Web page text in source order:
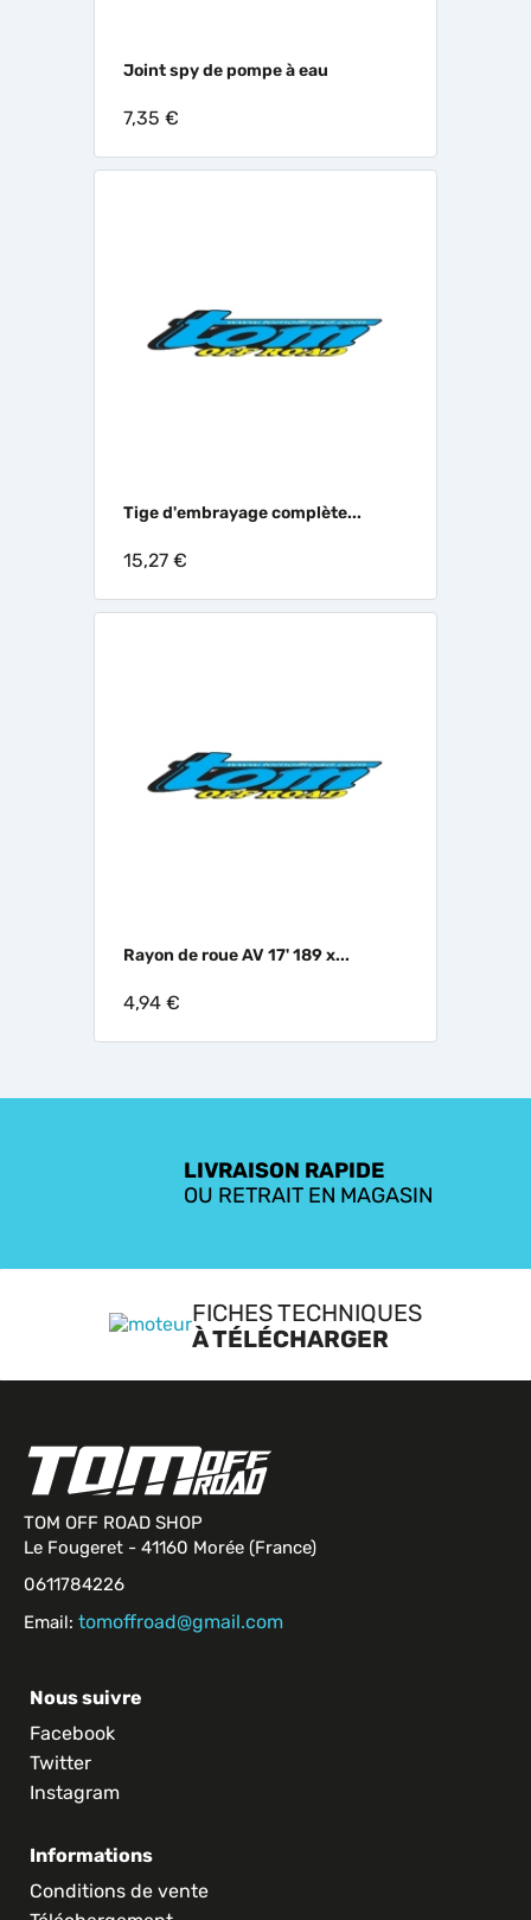
Joint spy de pompe à eau
7,35 €
Tige d'embrayage complète...
15,27 €
Rayon de roue AV 17' 189 x...
4,94 €
LIVRAISON RAPIDE
OU RETRAIT EN MAGASIN
FICHES TECHNIQUES
À TÉLÉCHARGER
Informations
Conditions de vente
Nous suivre
Facebook
Twitter
Instagram
TOM OFF ROAD SHOP
Le Fougeret - 41160 Morée (France)
0611784226
Email: tomoffroad@gmail.com